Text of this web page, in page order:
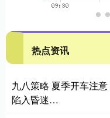
热点资讯
九八策略 夏季开车注
陷入昏迷…